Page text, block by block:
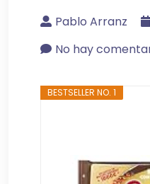
Pablo Arranz
No hay
BESTSELLER NO. 1